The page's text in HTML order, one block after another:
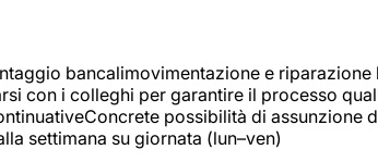
bancalimovimentazione e
con i colleghi per garantire il processo
possibilità di assunzione
settimana su giornata (lun–ven)